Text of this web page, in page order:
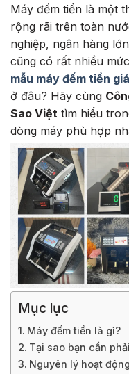
Máy đếm tiền là một
rộng rãi trên toàn
nghiệp, ngân hàng
cũng có rất nhiều
mẫu máy đếm tiền
ở đâu? Hãy cùng
Sao Việt tìm hiểu
dòng máy phù hợp
Mục lục
Máy đếm tiền là gì?
Tại sao bạn cần
Nguyên lý hoạt